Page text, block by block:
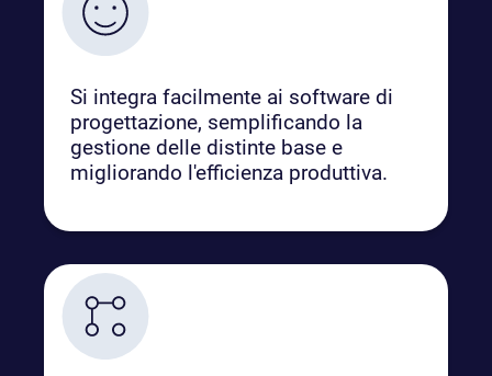
Si integra facilmente ai software di
progettazione, semplificando la
gestione delle distinte base e
migliorando l'efficienza produttiva.